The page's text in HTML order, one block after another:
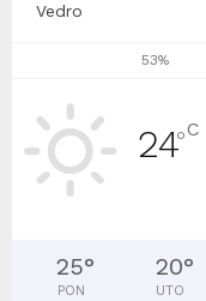
Vedro
53%
24°C
25°
PON
20°
UTO